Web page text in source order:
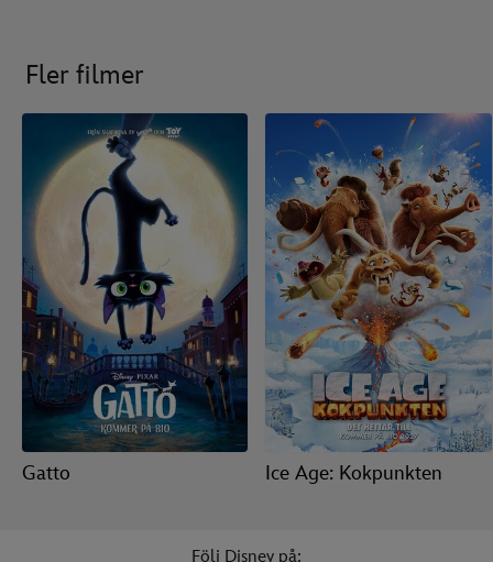
Fler filmer
Gatto Ice Age: Kokpunkten
Följ Disney på: